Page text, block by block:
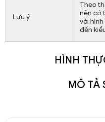
Lưu ý
Theo
nên có
với
đến
HÌNH
MÔ TẢ